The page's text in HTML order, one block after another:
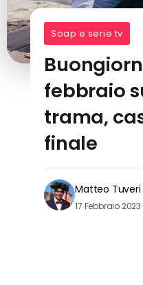
Soap e serie tv
febbraio
trama,
finale
Matteo Tuveri
17 Febbraio 2023